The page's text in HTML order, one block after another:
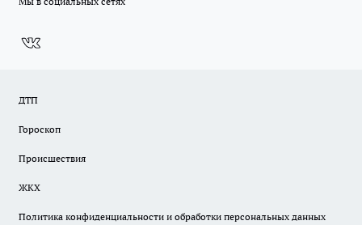
ДТП
Гороскоп
Происшествия
ЖКХ
Политика конфиденциальности и обработки персональных данных